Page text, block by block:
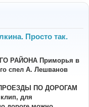
Просто так.
РАЙОНА Приморья в
спел А. Лешванов
ПО ДОРОГАМ
для